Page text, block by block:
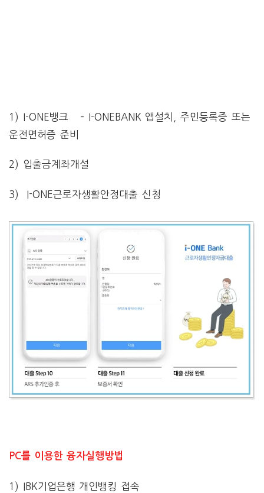
1) I-ONE뱅크
– I-ONEBANK 앱설치, 주민등록증 또는
운전면허증 준비
2) 입출금계좌개설
3) I-ONE근로자생활안정대출 신청
PC를 이용한 융자실행방법
1) IBK기업은행 개인뱅킹 접속